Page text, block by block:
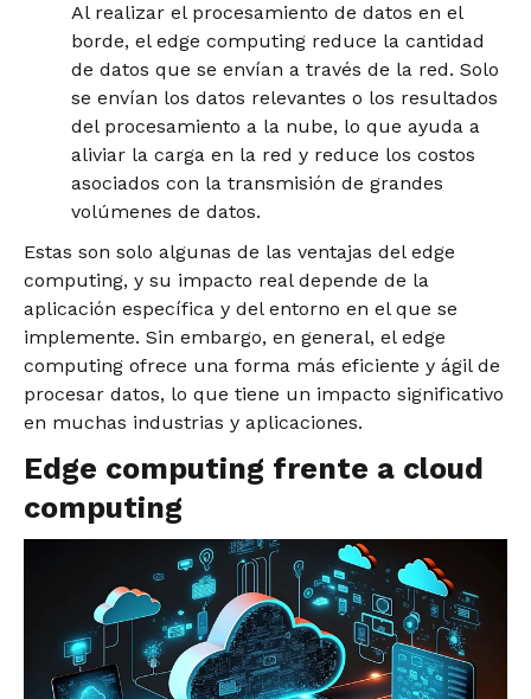
Al realizar el procesamiento de datos en el
borde, el edge computing reduce la cantidad
de datos que se envían a través de la red. Solo
se envían los datos relevantes o los resultados
del procesamiento a la nube, lo que ayuda a
aliviar la carga en la red y reduce los costos
asociados con la transmisión de grandes
volúmenes de datos.
Estas son solo algunas de las ventajas del edge
computing, y su impacto real depende de la
aplicación específica y del entorno en el que se
implemente. Sin embargo, en general, el edge
computing ofrece una forma más eficiente y ágil de
procesar datos, lo que tiene un impacto significativo
en muchas industrias y aplicaciones.
Edge computing frente a cloud
computing